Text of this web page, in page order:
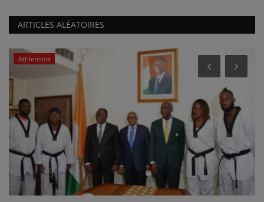
ARTICLES ALÉATOIRES
Athletisme